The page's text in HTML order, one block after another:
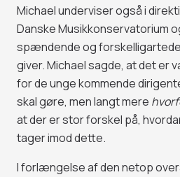
Michael underviser også i
Danske Musikkonservatorium
spændende og
giver. Michael sagde, at det er
for de unge kommende
skal gøre, men langt mere
at der er stor forskel på,
tager imod dette.
I forlængelse af den netop